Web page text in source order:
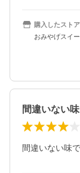
購入したストア
おみやげスイ
間違いない味